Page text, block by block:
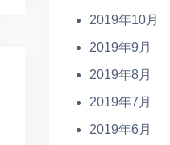
2019年10月
2019年9月
2019年8月
2019年7月
2019年6月